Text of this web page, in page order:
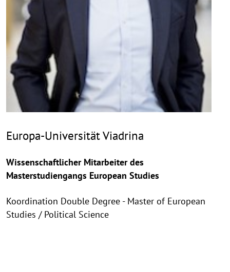
Europa-Universität Viadrina
Wissenschaftlicher Mitarbeiter des
Masterstudiengangs European Studies
Koordination Double Degree - Master of European
Studies / Political Science